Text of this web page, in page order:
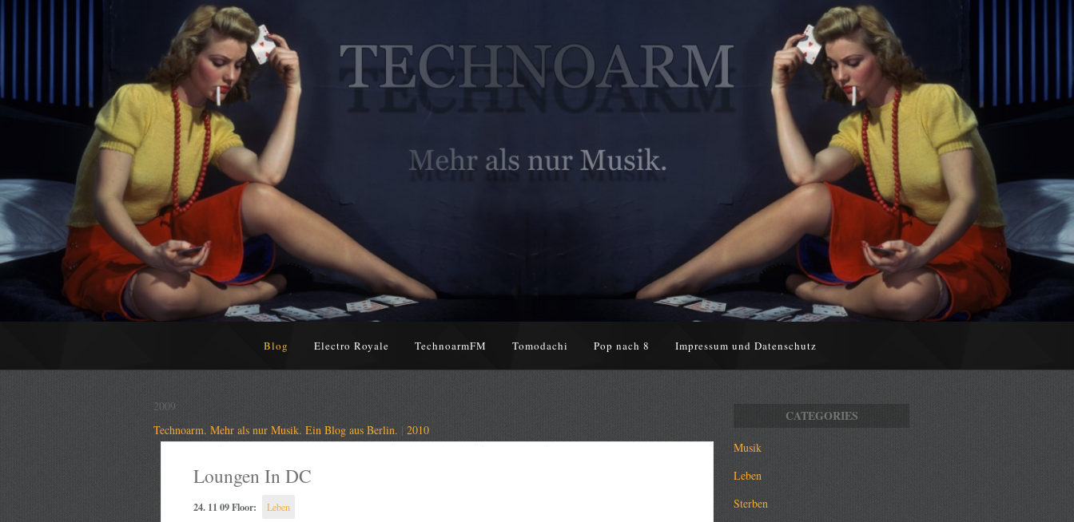
Blog Electro Royale TechnoarmFM Tomodachi Pop nach 8 Impressum und Datenschutz
2009
Technoarm. Mehr als nur Musik. Ein Blog aus Berlin. | 2010
Loungen In DC
24. 11 09 Floor: Leben
Musik
Leben
Sterben